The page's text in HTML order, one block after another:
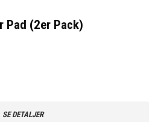
Pad (2er Pack)
SE DETALJER